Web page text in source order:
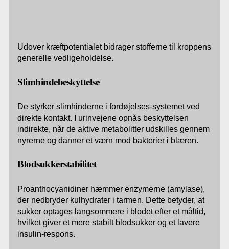
Udover kræftpotentialet bidrager stofferne til kroppens
generelle vedligeholdelse.
Slimhindebeskyttelse
De styrker slimhinderne i fordøjelses-systemet ved
direkte kontakt. I urinvejene opnås beskyttelsen
indirekte, når de aktive metabolitter udskilles gennem
nyrerne og danner et værn mod bakterier i blæren.
Blodsukkerstabilitet
Proanthocyanidiner hæmmer enzymerne (amylase),
der nedbryder kulhydrater i tarmen. Dette betyder, at
sukker optages langsommere i blodet efter et måltid,
hvilket giver et mere stabilt blodsukker og et lavere
insulin-respons.